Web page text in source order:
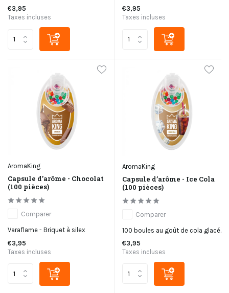
€3,95
Taxes incluses
€3,95
Taxes incluses
AromaKing
Capsule d’arôme - Chocolat
(100 pièces)
Comparer
Varaflame - Briquet à silex
€3,95
Taxes incluses
AromaKing
Capsule d’arôme - Ice Cola
(100 pièces)
Comparer
100 boules au goût de cola glacé.
€3,95
Taxes incluses